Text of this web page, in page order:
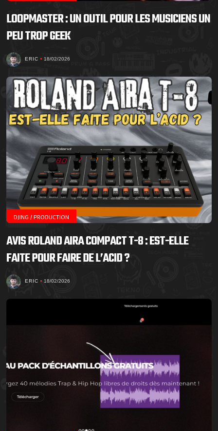
LOOPMASTER : UN OUTIL POUR LES MUSICIENS UN
PEU TROP GEEK
ERIC 18/02/2026
DJING / PRODUCTION
AVIS ROLAND AIRA COMPACT T-8 : EST-ELLE
FAITE POUR FAIRE DE L’ACID ?
ERIC 18/02/2026